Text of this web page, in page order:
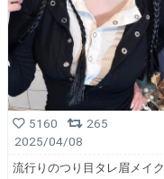
5160
265
2025/04/08
流行りのつり目タレ眉メイク